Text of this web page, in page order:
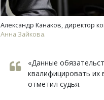
Александр Канаков, директор
Анна Зайкова.
«Данные
квалифицировать их
отметил судья.